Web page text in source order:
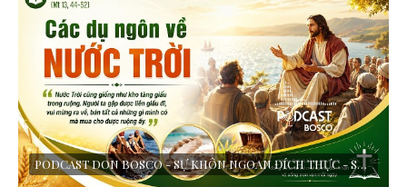
PODCAST DON BOSCO - SỰ KHÔN NGOAN ĐÍCH THỰC - SUY NIỆM LỜI CHÚA - CHÚA NHẬT XVII TN - NAM A